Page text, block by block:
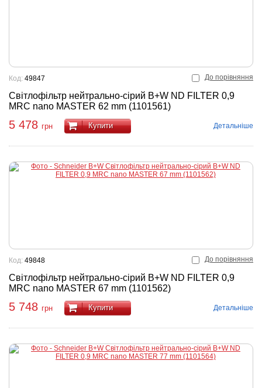
До порівняння
Світлофільтр нейтрально-сірий B+W ND FILTER 0,9
MRC nano MASTER 62 mm (1101561)
Код: 49847
5 478 грн Купити Детальніше
До порівняння
Світлофільтр нейтрально-сірий B+W ND FILTER 0,9
MRC nano MASTER 67 mm (1101562)
Код: 49848
5 748 грн Купити Детальніше